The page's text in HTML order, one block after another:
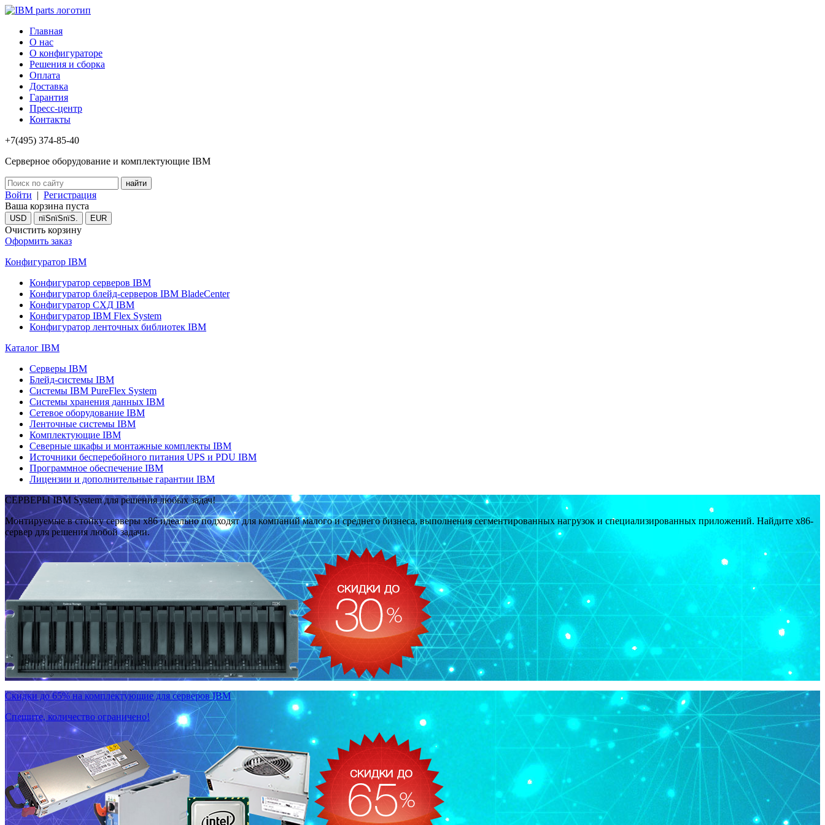
Главная
О нас
О конфигураторе
Решения и сборка
Оплата
Доставка
Гарантия
Пресс-центр
Контакты
+7(495) 374-85-40
Серверное оборудование и комплектующие IBM
Войти | Регистрация
Ваша корзина пуста
USD пїЅпїЅпїЅ. EUR
Очистить корзину
Оформить заказ
Конфигуратор IBM
Конфигуратор серверов IBM
Конфигуратор блейд-серверов IBM BladeCenter
Конфигуратор СХД IBM
Конфигуратор IBM Flex System
Конфигуратор ленточных библиотек IBM
Каталог IBM
Серверы IBM
Блейд-системы IBM
Системы IBM PureFlex System
Системы хранения данных IBM
Сетевое оборудование IBM
Ленточные системы IBM
Комплектующие IBM
Северные шкафы и монтажные комплекты IBM
Источники бесперебойного питания UPS и PDU IBM
Программное обеспечение IBM
Лицензии и дополнительные гарантии IBM
СЕРВЕРЫ IBM System для решения любых задач!
Монтируемые в стойку серверы x86 идеально подходят для компаний малого и среднего бизнеса, выполнения сегментированных нагрузок и специализированных приложений. Найдите x86-
сервер для решения любой задачи.
Скидки до 65% на комплектующие для серверов IBM
Спешите, количество ограничено!